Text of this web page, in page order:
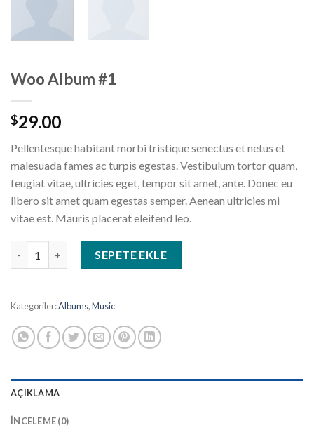
Woo Album #1
$29.00
Pellentesque habitant morbi tristique senectus et netus et
malesuada fames ac turpis egestas. Vestibulum tortor quam,
feugiat vitae, ultricies eget, tempor sit amet, ante. Donec eu
libero sit amet quam egestas semper. Aenean ultricies mi
vitae est. Mauris placerat eleifend leo.
SEPETE EKLE
Kategoriler:Albums,Music
AÇIKLAMA
İNCELEME (0)